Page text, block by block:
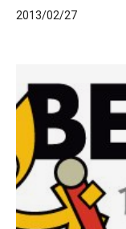
2013/02/27